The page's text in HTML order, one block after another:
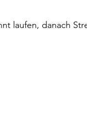
laufen, danach